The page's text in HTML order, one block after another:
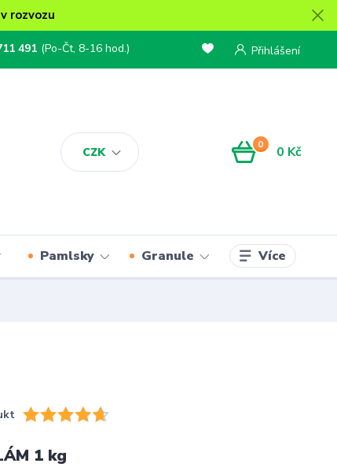
rozvozu
CZK
Přihlášení
491 (Po-Čt, 8-16 hod.)
0 0 Kč
Pamlsky Granule Více
1 kg